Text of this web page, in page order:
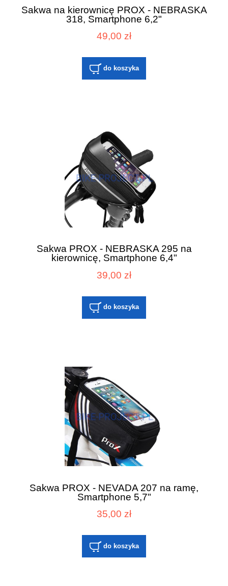
Sakwa na kierownicę PROX - NEBRASKA
318, Smartphone 6,2"
49,00 zł
do koszyka
Sakwa PROX - NEBRASKA 295 na
kierownicę, Smartphone 6,4"
39,00 zł
do koszyka
Sakwa PROX - NEVADA 207 na ramę,
Smartphone 5,7"
35,00 zł
do koszyka